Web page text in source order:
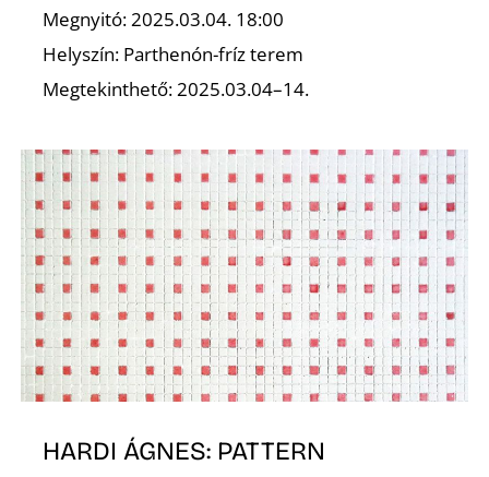
Megnyitó: 2025.03.04. 18:00
Helyszín: Parthenón-fríz terem
Megtekinthető: 2025.03.04–14.
HARDI ÁGNES: PATTERN